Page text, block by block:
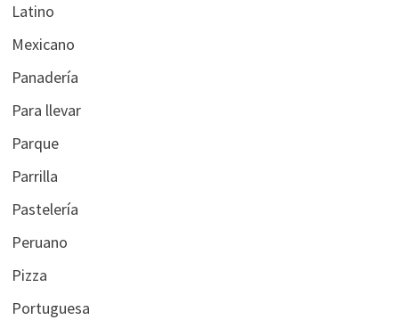
Latino
Mexicano
Panadería
Para llevar
Parque
Parrilla
Pastelería
Peruano
Pizza
Portuguesa